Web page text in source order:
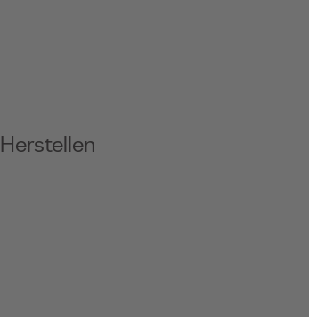
Herstellen